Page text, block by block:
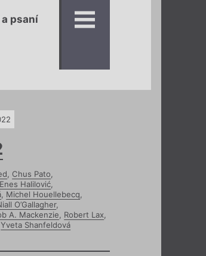
psaní
, Chus Pato,
Enes Halilović,
, Michel Houellebecq,
O’Gallagher,
A. Mackenzie, Robert Lax,
Yveta Shanfeldová